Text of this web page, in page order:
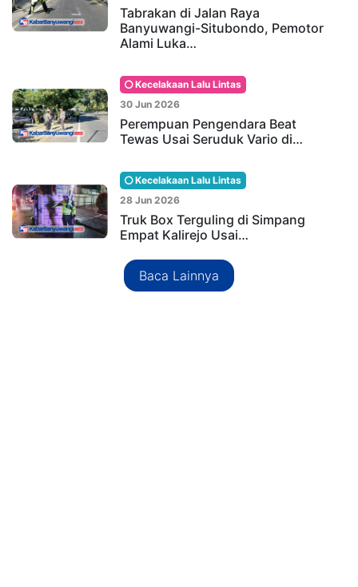
Tabrakan di Jalan Raya
Banyuwangi-Situbondo, Pemotor
Alami Luka…
Kecelakaan Lalu Lintas
30 Jun 2026
Perempuan Pengendara Beat
Tewas Usai Seruduk Vario di…
Kecelakaan Lalu Lintas
28 Jun 2026
Truk Box Terguling di Simpang
Empat Kalirejo Usai…
Baca Lainnya